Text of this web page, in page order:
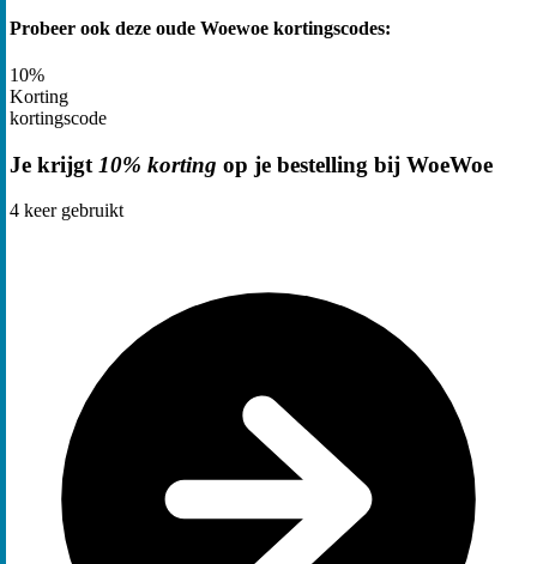
Probeer ook deze oude Woewoe kortingscodes:
10%
Korting
kortingscode
Je krijgt 10% korting op je bestelling bij WoeWoe
4 keer gebruikt